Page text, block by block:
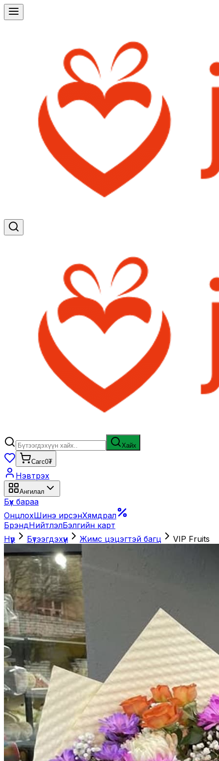
Хайх
Сагс0₮
Нэвтрэх
Ангилал
Бүх бараа
ОнцлохШинэ ирсэнХямдрал
БрэндНийтлэлБэлгийн карт
Нүүр
Бүтээгдэхүүн Жимс цэцэгтэй багц VIP Fruits